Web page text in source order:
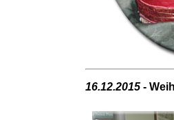
16.12.2015 -